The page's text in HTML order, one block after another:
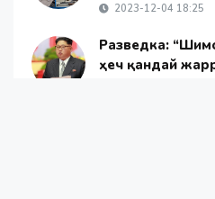
2023-12-04 18:25
Разведка:
ҳеч қандай